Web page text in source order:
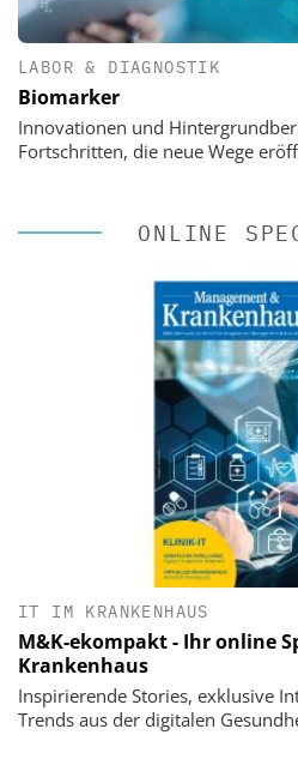
LABOR & DIAGNOSTIK
Biomarker
Innovationen und
Fortschritten, die neue Wege
ONLINE
IT IM KRANKENHAUS
M&K-ekompakt - Ihr online
Krankenhaus
Inspirierende Stories, exklusive
Trends aus der digitalen